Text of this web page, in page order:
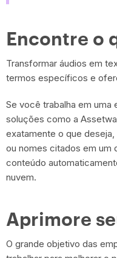
Encontre o
Transformar áudios em
termos específicos e
Se você trabalha em uma
soluções como a
exatamente o que
ou nomes citados em um
conteúdo
nuvem.
Aprimore
O grande objetivo das